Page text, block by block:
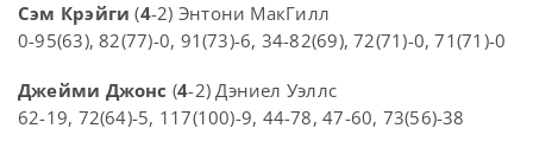
Сэм Крэйги (4-2) Энтони МакГилл
0-95(63), 82(77)-0, 91(73)-6, 34-82(69), 72(71)-0, 71(71)-0
Джейми Джонс (4-2) Дэниел Уэллс
62-19, 72(64)-5, 117(100)-9, 44-78, 47-60, 73(56)-38